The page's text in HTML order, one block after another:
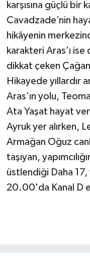
karşısına güçlü bir
Cavadzade’nin
hikâyenin
karakteri Aras’ı
dikkat çeken
Hikayede yıllardır
Aras’ın yolu,
Ata Yaşat hayat
Ayruk yer alırken,
Armağan Oğuz
taşıyan,
üstlendiği Daha
20.00'da Kanal D